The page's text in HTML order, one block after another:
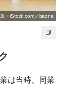
＝iStock.com／baona
は当時、同業